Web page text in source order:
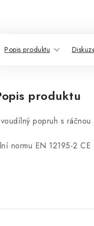
Popis produktu
produktu
popruh s
normu EN 12195-2 CE